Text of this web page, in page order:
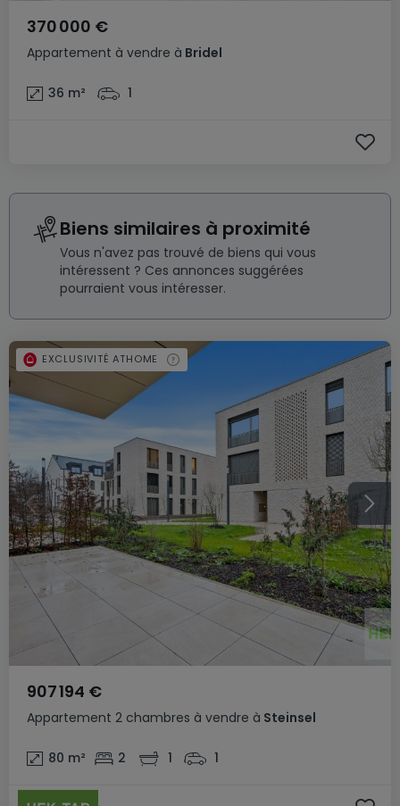
Appartement à vendre à Bridel
370 000 €
36 m² 1
Biens similaires à proximité
Vous n'avez pas trouvé de biens qui vous
intéressent ? Ces annonces suggérées
pourraient vous intéresser.
Appartement 2 chambres à vendre à Steinsel
907 194 €
80 m² 2 1 1
EXCLUSIVITÉ ATHOME